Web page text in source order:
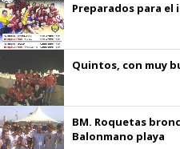
Preparados para
Quintos, con muy
BM. Roquetas
Balonmano playa